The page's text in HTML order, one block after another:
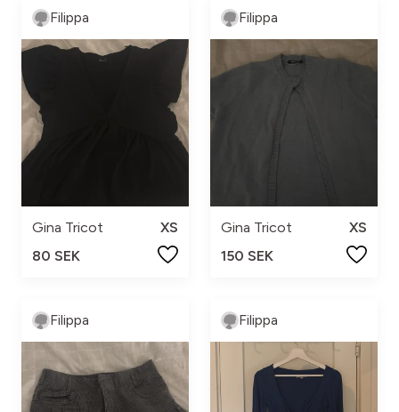
Filippa
Gina Tricot
XS
80 SEK
Filippa
Gina Tricot
XS
150 SEK
Filippa Filippa